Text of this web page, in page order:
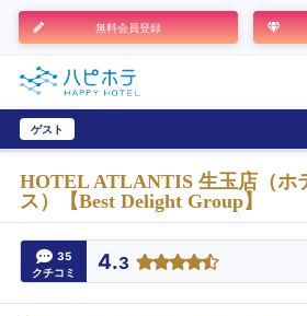
無料会員登録
ゲスト
HOTEL ATLANTIS 生玉店（ホ
ス）【Best Delight Group】
35
クチコミ
4.3